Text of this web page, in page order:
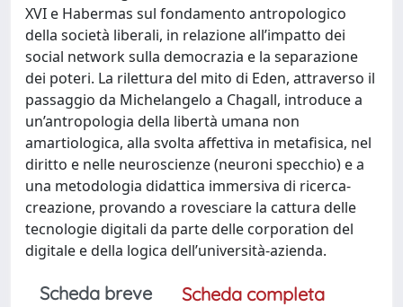
XVI e Habermas sul fondamento antropologico
della società liberali, in relazione all’impatto dei
social network sulla democrazia e la separazione
dei poteri. La rilettura del mito di Eden, attraverso il
passaggio da Michelangelo a Chagall, introduce a
un’antropologia della libertà umana non
amartiologica, alla svolta affettiva in metafisica, nel
diritto e nelle neuroscienze (neuroni specchio) e a
una metodologia didattica immersiva di ricerca-
creazione, provando a rovesciare la cattura delle
tecnologie digitali da parte delle corporation del
digitale e della logica dell’università-azienda.
Scheda breve
Scheda completa